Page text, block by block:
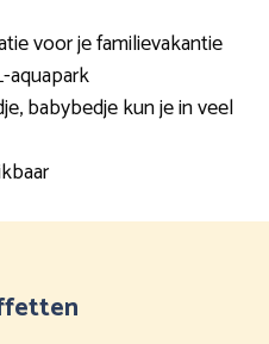
voor je familievakantie
aquapark
babybedje kun je in veel